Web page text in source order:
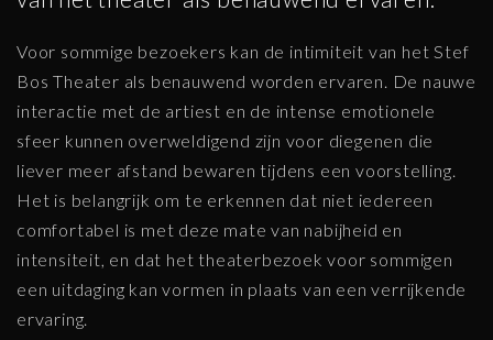
Voor sommige bezoekers kan de intimiteit van het Stef
Bos Theater als benauwend worden ervaren. De nauwe
interactie met de artiest en de intense emotionele
sfeer kunnen overweldigend zijn voor diegenen die
liever meer afstand bewaren tijdens een voorstelling.
Het is belangrijk om te erkennen dat niet iedereen
comfortabel is met deze mate van nabijheid en
intensiteit, en dat het theaterbezoek voor sommigen
een uitdaging kan vormen in plaats van een verrijkende
ervaring.